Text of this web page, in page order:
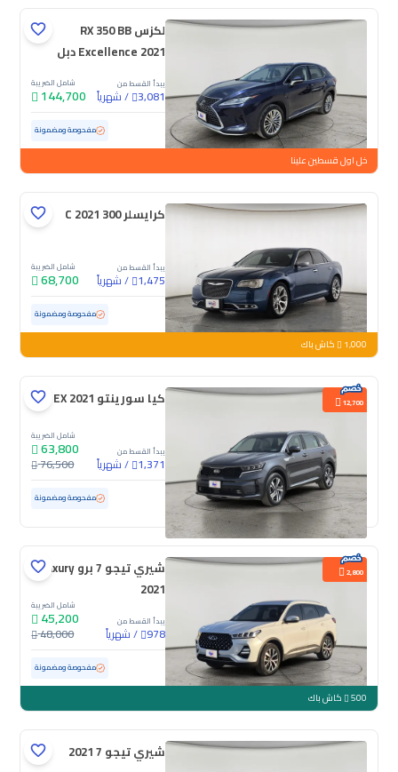
لكزس RX 350 BB
Excellence 2021 دبل
يبدأ القسط من
3,081
/شهرياً
شامل الضريبة
144,700
مستعملة 39,329 كم ممشى قليل مفحوصة ومضمونة
خل اول قسطين علينا
كرايسلر 300 C 2021
يبدأ القسط من
1,475
/شهرياً
شامل الضريبة
68,700
مستعملة 61,131 كم ممشى قليل مفحوصة ومضمونة
1,000 كاش باك
12,700 كيا سورينتو EX 2021
يبدأ القسط من
1,371
/شهرياً
شامل الضريبة
63,800
76,500
مستعملة 145,245 كم مفحوصة ومضمونة
2,800
شيري تيجو 7 برو Luxury
2021
يبدأ القسط من
978
/شهرياً
شامل الضريبة
45,200
48,000
مستعملة 69,191 كم ممشى قليل مفحوصة ومضمونة
500 كاش باك
شيري تيجو 7 2021